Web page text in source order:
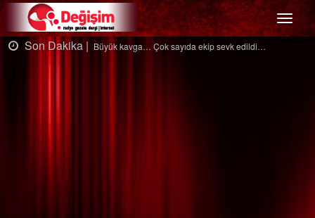
Menü
Son Dakika |Ağaçtan düştü…